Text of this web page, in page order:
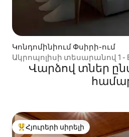
Կոնդոմինիում Փսիրի-ում
Ակրոպոլիսի տեսարանով 1
Վարձով տներ
Հյուրերի սիրելի լավագույն
Հյուրերի սիրելի